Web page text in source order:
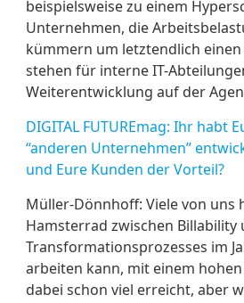
beispielsweise zu einem
Unternehmen, die
kümmern um letztendlich
stehen für interne IT-
Weiterentwicklung auf der
DIGITAL FUTUREmag: Ihr habt
“anderen Unternehmen”
und Eure Kunden der Vorteil?
Müller-Dönnhoff: Viele von
Hamsterrad zwischen
Transformationsprozesses im
arbeiten kann, mit einem
dabei schon viel erreicht, aber